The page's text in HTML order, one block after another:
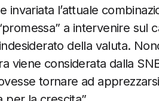
invariata l’attuale
a intervenire sul
della valuta.
viene considerata dalla
tornare ad